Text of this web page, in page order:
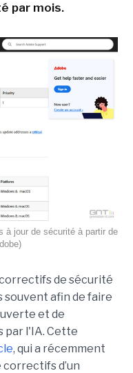
par mois.
à jour de sécurité à partir de
de sécurité
souvent afin de faire
et de
par l'IA. Cette
, qui a récemment
d’un